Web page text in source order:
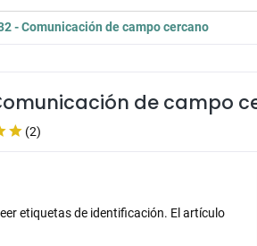
- Comunicación de campo cercano
de campo
(2)
etiquetas de identificación. El artículo